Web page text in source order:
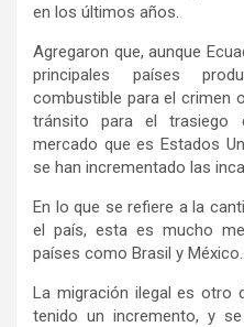
en los últimos años.
Agregaron que, aunque
principales países
combustible para el crimen
tránsito para el trasiego
mercado que es Estados
se han incrementado las
En lo que se refiere a la
el país, esta es mucho
países como Brasil y México.
La migración ilegal es otro
tenido un incremento, y